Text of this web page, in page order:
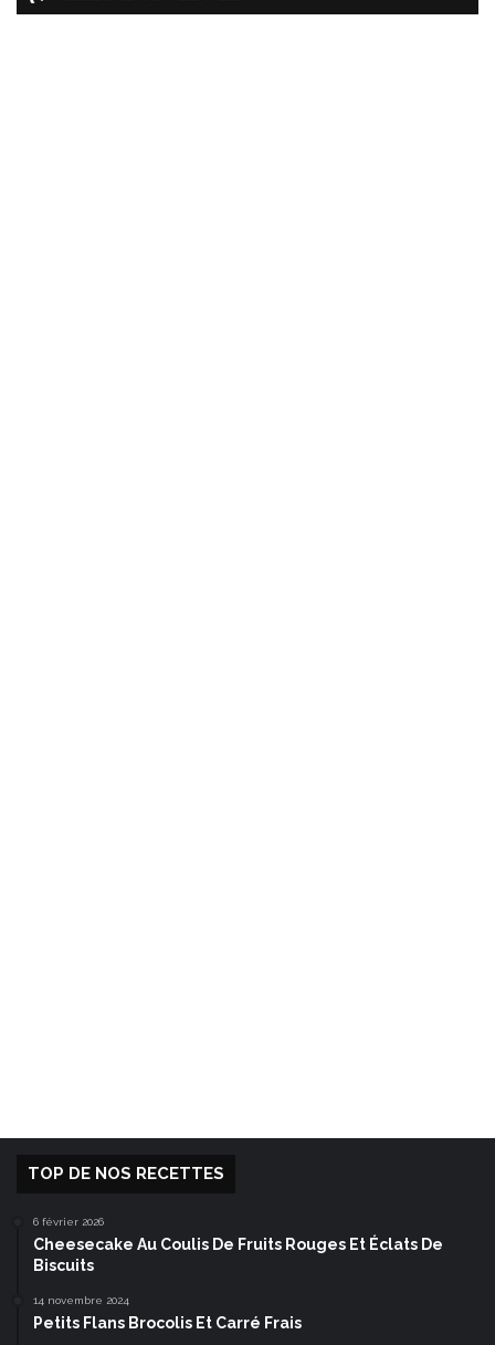
TOP DE NOS RECETTES
6 février 2026
Cheesecake Au Coulis De Fruits Rouges Et Éclats De
Biscuits
14 novembre 2024
Petits Flans Brocolis Et Carré Frais